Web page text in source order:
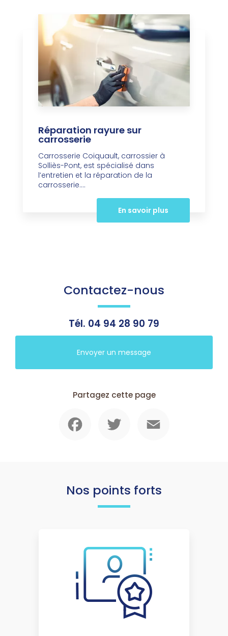
Réparation rayure sur
carrosserie
Carrosserie Coiquault, carrossier à
Solliès-Pont, est spécialisé dans
l’entretien et la réparation de la
carrosserie....
En savoir plus
Contactez-nous
Tél. 04 94 28 90 79
Envoyer un message
Partagez cette page
Nos points forts